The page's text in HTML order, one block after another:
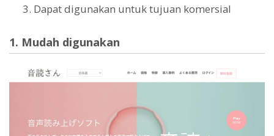
Dapat digunakan untuk tujuan komersial
1. Mudah digunakan